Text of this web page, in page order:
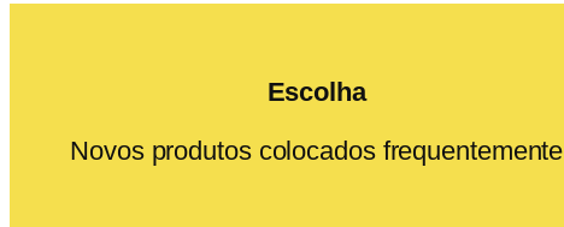
Escolha
Novos produtos colocados frequentemente